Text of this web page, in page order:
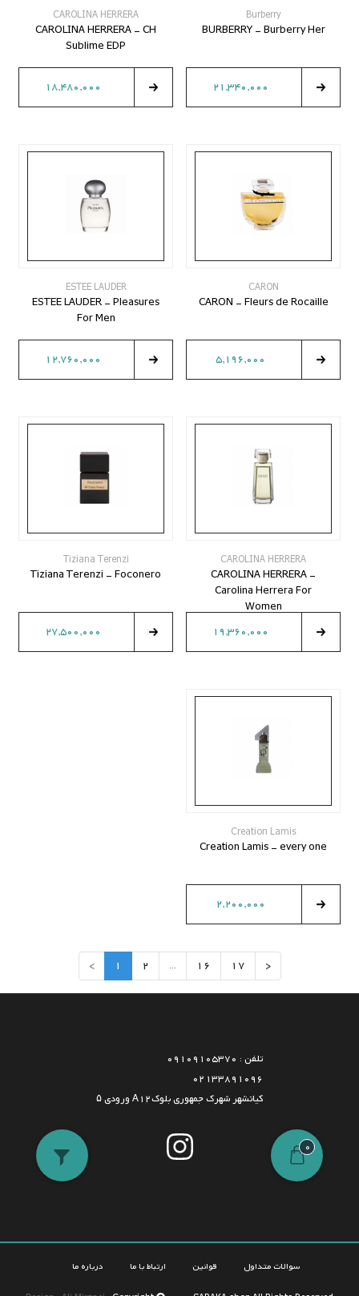
0
Burberry
BURBERRY - Burberry Her
21,340,000
CAROLINA HERRERA
CAROLINA HERRERA - CH
Sublime EDP
18,480,000
CARON
CARON - Fleurs de Rocaille
5,196,000
ESTEE LAUDER
ESTEE LAUDER - Pleasures
For Men
12,760,000
CAROLINA HERRERA
CAROLINA HERRERA -
Carolina Herrera For
Women
19,360,000
Tiziana Terenzi
Tiziana Terenzi - Foconero
27,500,000
Creation Lamis
Creation Lamis - every one
2,200,000
> 1 2 ... 16 17 <
تلفن : 09109105370
02133891096
کیانشهر شهرک جمهوری بلوکA12 ورودی ۵
سوالات متداول قوانین ارتباط با ما درباره ما